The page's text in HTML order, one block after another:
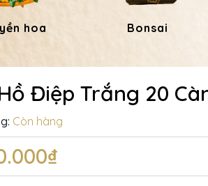
hoa Bonsai
Điệp Trắng 20
Còn hàng